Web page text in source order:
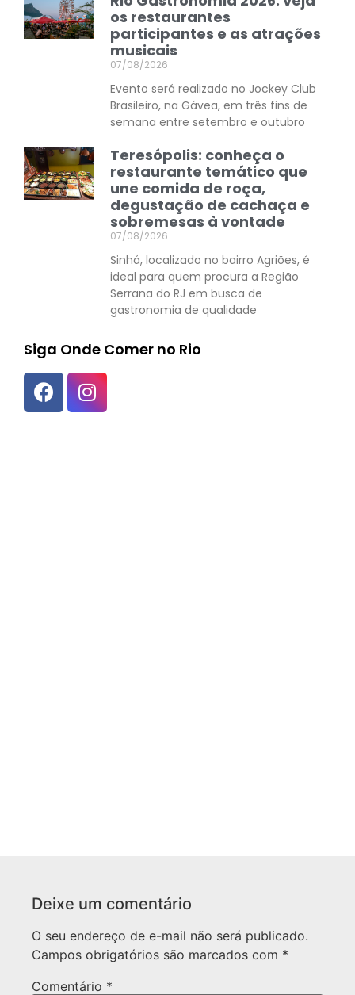
os restaurantes
participantes e as atrações
musicais
07/08/2026
Evento será realizado no Jockey Club
Brasileiro, na Gávea, em três fins de
semana entre setembro e outubro
Teresópolis: conheça o
restaurante temático que
une comida de roça,
degustação de cachaça e
sobremesas à vontade
07/08/2026
Sinhá, localizado no bairro Agriões, é
ideal para quem procura a Região
Serrana do RJ em busca de
gastronomia de qualidade
Siga Onde Comer no Rio
Deixe um comentário
O seu endereço de e-mail não será publicado.
Campos obrigatórios são marcados com *
Comentário *